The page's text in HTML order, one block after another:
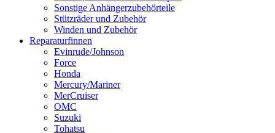
Sonstige Anhängerzubehörteile
Stützräder und Zubehör
Winden und Zubehör
Reparaturfinnen
Evinrude/Johnson
Force
Honda
Mercury/Mariner
MerCruiser
OMC
Suzuki
Tohatsu